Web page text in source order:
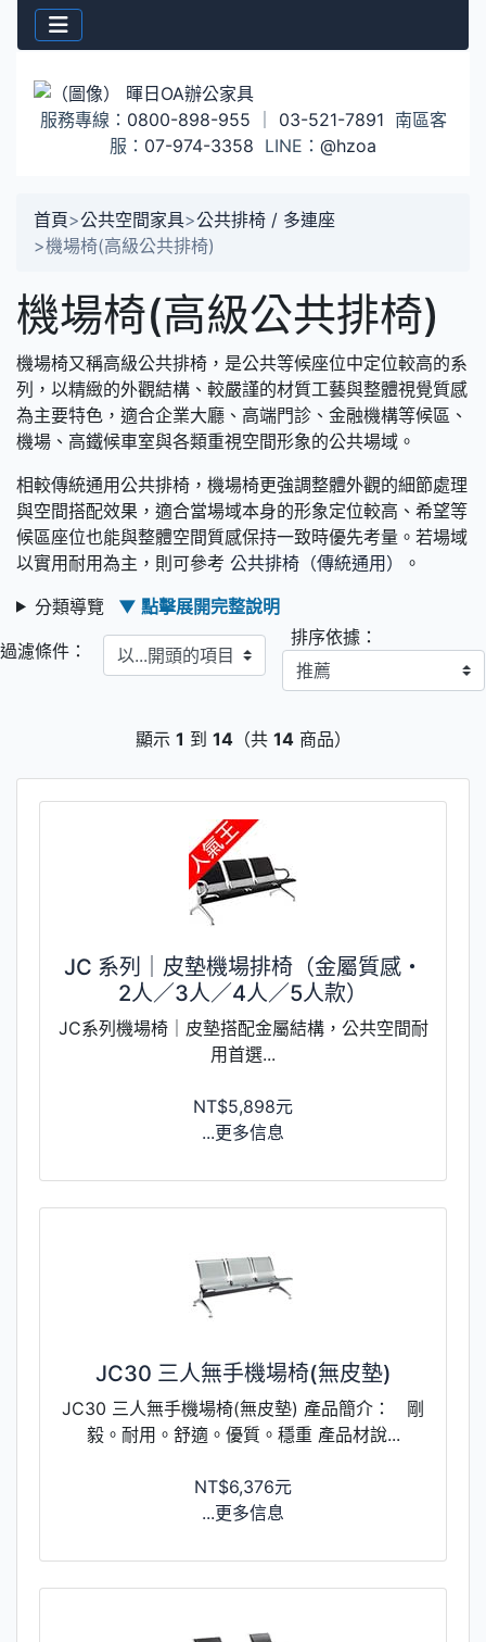
服務專線： 0800-898-955 03-521-7891 南區客
服： 07-974-3358 LINE： @hzoa
首頁>公共空間家具>公共排椅 / 多連座
>機場椅(高級公共排椅)
機場椅(高級公共排椅)
機場椅又稱高級公共排椅，是公共等候座位中定位較高的系
列，以精緻的外觀結構、較嚴謹的材質工藝與整體視覺質感
為主要特色，適合企業大廳、高端門診、金融機構等候區、
機場、高鐵候車室與各類重視空間形象的公共場域。
相較傳統通用公共排椅，機場椅更強調整體外觀的細節處理
與空間搭配效果，適合當場域本身的形象定位較高、希望等
候區座位也能與整體空間質感保持一致時優先考量。若場域
以實用耐用為主，則可參考 公共排椅（傳統通用）
。
分類導覽
▼ 點擊展開完整說明
過濾條件： 以...開頭的項目 排序依據：
顯示 1 到 14（共 14商品）
JC 系列｜皮墊機場排椅（金屬質感・
2人／3人／4人／5人款）
JC系列機場椅｜皮墊搭配金屬結構，公共空間耐
用首選...
NT$5,898元
...更多信息
JC30 三人無手機場椅(無皮墊)
JC30 三人無手機場椅(無皮墊) 產品簡介： 剛
毅。耐用。舒適。優質。穩重 產品材說...
NT$6,376元
...更多信息